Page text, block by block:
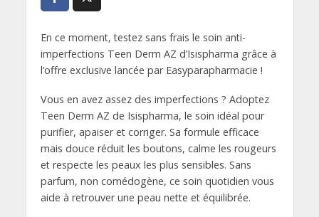
En ce moment, testez sans frais le soin anti-
imperfections Teen Derm AZ d’Isispharma grâce à
l’offre exclusive lancée par Easyparapharmacie !
Vous en avez assez des imperfections ? Adoptez
Teen Derm AZ de Isispharma, le soin idéal pour
purifier, apaiser et corriger. Sa formule efficace
mais douce réduit les boutons, calme les rougeurs
et respecte les peaux les plus sensibles. Sans
parfum, non comédogène, ce soin quotidien vous
aide à retrouver une peau nette et équilibrée.